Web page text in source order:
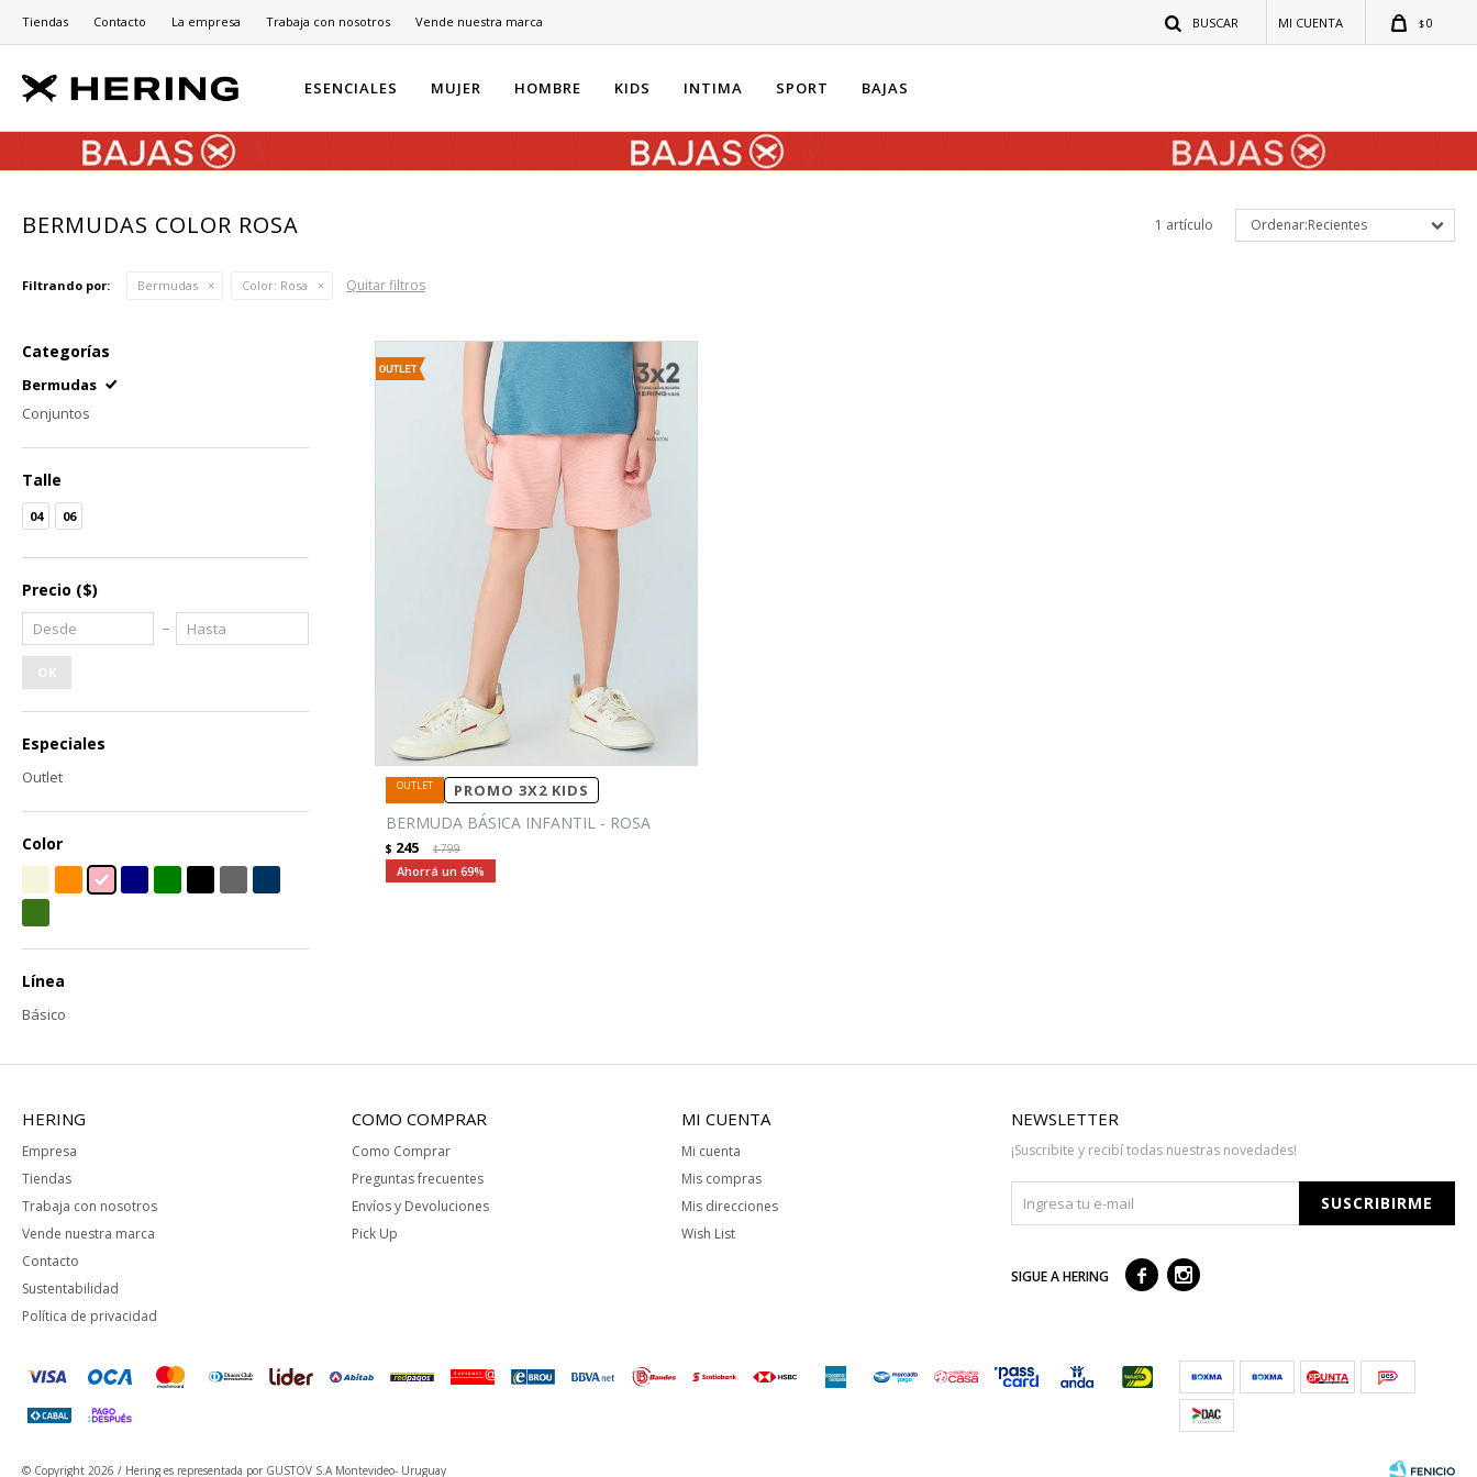
ESENCIALES MUJER HOMBRE KIDS INTIMA SPORT BAJAS
$0
Tiendas Contacto La empresa Trabaja con nosotros Vende nuestra marca
BERMUDAS COLOR ROSA 1 artículo Recientes
Filtrando por: Bermudas Color: Rosa Quitar filtros
PROMO 3X2 KIDS
BERMUDA BÁSICA INFANTIL - ROSA
$ 245 $799
69
Categorías
Bermudas
Conjuntos
Talle
04 06
Precio ($)
OK
Especiales
Outlet
Color
Línea
Básico
HERING
Empresa
Tiendas
Trabaja con nosotros
Vende nuestra marca
Contacto
Sustentabilidad
Política de privacidad
COMO COMPRAR
Como Comprar
Preguntas frecuentes
Envíos y Devoluciones
Pick Up
MI CUENTA
Mi cuenta
Mis compras
Mis direcciones
Wish List
NEWSLETTER
¡Suscribite y recibí todas nuestras novedades!
SUSCRIBIRME
SIGUE A HERING  
© Copyright 2026 / Hering es representada por GUSTOV S.A Montevideo- Uruguay